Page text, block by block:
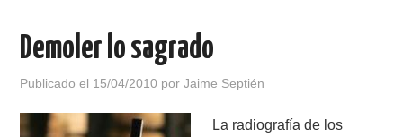
Demoler lo sagrado
Publicado el 15/04/2010 porJaime Septién
La radiografía de los